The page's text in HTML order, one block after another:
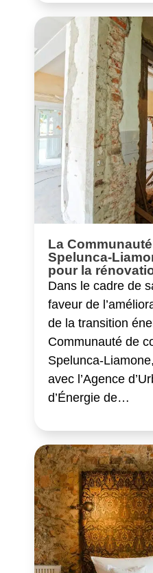
La
Spelunca-
pour la
Dans le cadre de
faveur de
de la transition
Communauté de
Spelunca-
avec l’Agence
d’Énergie de…